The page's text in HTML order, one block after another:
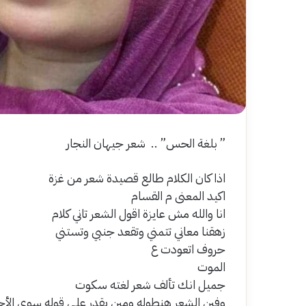
” بلغة الحس” .. شعر جيهان النجار
اذا كان الكلام طالع قصيدة شعر من غزة
اكيد المعنى م القسام
انا والله مش عايزة اقول الشعر تاني كلام
زهقنا معاني تتمني وتقعد جنبي وتستني
حروف اتعودت ع
الموت
جميل انك تألف شعر لغته سكوت
وفين الشعر هنطوله ومين يقدر علي قوله سوي